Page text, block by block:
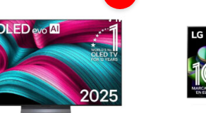
ราคา!